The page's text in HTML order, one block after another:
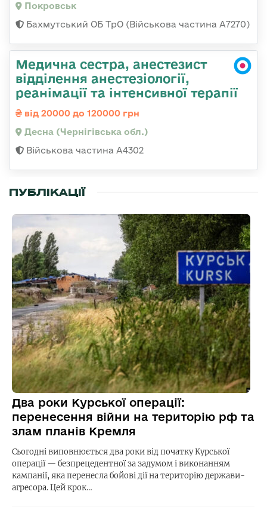
Покровськ
Бахмутський ОБ ТрО (Військова частина А7270)
Медична сестра, анестезист
відділення анестезіології,
реанімації та інтенсивної терапії
від 20000 до 120000 грн
Десна (Чернігівська обл.)
Військова частина А4302
ПУБЛІКАЦІЇ
Два роки Курської операції:
перенесення війни на територію рф та
злам планів Кремля
Сьогодні виповнюється два роки від початку Курської
операції — безпрецедентної за задумом і виконанням
кампанії, яка перенесла бойові дії на територію держави-
агресора. Цей крок…